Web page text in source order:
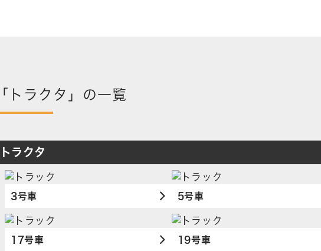
「トラクタ」の一覧
トラクタ
3号車 5号車
17号車 19号車